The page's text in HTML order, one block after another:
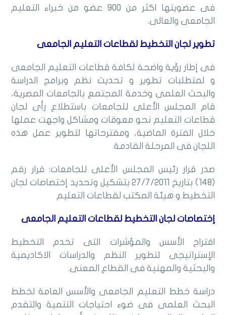
فى عضويتها اكثر من 900 عضو من خبراء التعليم
الجامعى والعالى.
تطوير لجان التخطيط لقطاعات التعليم الجامعى
فى إطار رؤية واضحة لكافة قطاعات التعليم الجامعى
و لمتطلبات تطوير و تحديث نظم وبرامج الدراسة
والبحث العلمى وخدمة المجتمع بالجامعات المصرية،
قام المجلس الأعلى للجامعات باستطلاع رأى لجان
قطاعات التعليم نحو معوقات ومشاكل واجهت عملها
خلال الفترة الماضية، ومقترحاتها لتطوير عمل هذه
اللجان فى المرحلة القادمة.
صدر قرار رئيس المجلس الأعلى للجامعات: قرار رقم
(148) بتاريخ 27/7/2011 بتشكيل وتحديد إختصاصات لجان
التخطيط و هيئة المكتب لقطاعات التعليم
إختصاصات لجان التخطيط لقطاعات التعليم الجامعى
اقتراح الأسس والمؤشرات التى تخدم التخطيط
الإستراتيجى لتطوير النظم والدراسات الاكاديمية
والبحثية والمهنية فى القطاع المعنى.
دراسة خطط التعليم الجامعى والأسس العامة لخطط
البحث العلمى فى ضوء احتياجات التنمية والتقدم